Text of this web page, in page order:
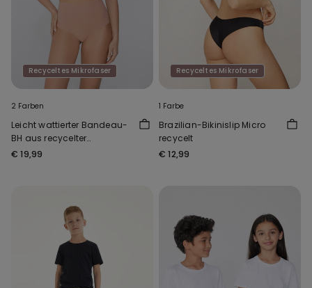
Recyceltes Mikrofaser
2 Farben
Leicht wattierter Bandeau-
BH aus recycelter
Mikrofaser Full Coverage
€ 19,99
Recyceltes Mikrofaser
1 Farbe
Brazilian-Bikinislip Micro
recycelt
€ 12,99